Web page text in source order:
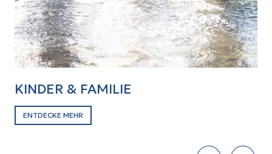
KINDER & FAMILIE
ENTDECKE MEHR